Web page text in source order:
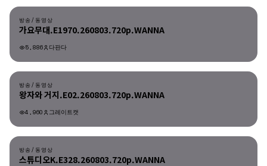
방송/동영상
가요무대.E1970.260803.720p.WANNA
5,886 다판다
방송/동영상
방송/동영상
왕자와 거지.E02.260803.720p.WANNA
4,960 그레이트캣
방송/동영상
방송/동영상
스튜디오K.E328.260803.720p.WANNA